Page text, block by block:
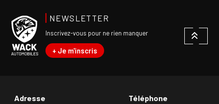
NEWSLETTER
Inscrivez-vous pour ne rien manquer
+ Je m'inscris
Adresse Téléphone